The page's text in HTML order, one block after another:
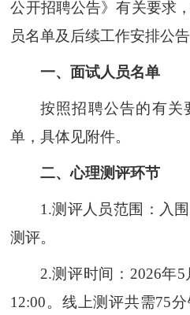
公开招聘公告》有关要求
员名单及后续工作安排公告
一、面试人员名单
按照招聘公告的有关
单，具体见附件。
二、心理测评环节
1.测评人员范围：入
测评。
2.测评时间：2026年
12:00。线上测评共需75